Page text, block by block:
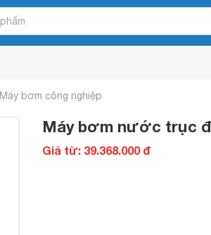
Máy bơm công nghiệp
Máy bơm nước trục
Giá từ: 39.368.000 đ